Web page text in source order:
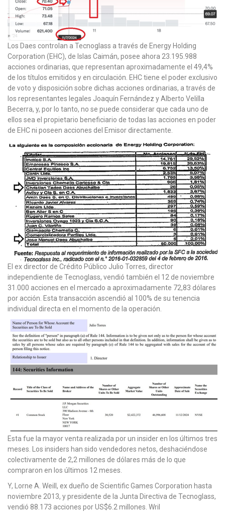
Los Daes controlan a Tecnoglass a través de Energy Holding
Corporation (EHC), de Islas Caimán, posee ahora 23.195.988
acciones ordinarias, que representan aproximadamente el 49,4%
de los títulos emitidos y en circulación. EHC tiene el poder exclusivo
de voto y disposición sobre dichas acciones ordinarias, a través de
los representantes legales Joaquín Fernández y Alberto Velilla
Becerra, y, por lo tanto, no se puede considerar que cada uno de
ellos sea el propietario beneficiario de todas las acciones en poder
de EHC ni poseen acciones del Emisor directamente.
El ex director de Crédito Público Julio Torres, director
independiente de Tecnoglass, vendió también el 12 de noviembre
31.000 acciones en el mercado a aproximadamente 72,83 dólares
por acción. Esta transacción ascendió al 100% de su tenencia
individual directa en el momento de la operación.
Esta fue la mayor venta realizada por un insider en los últimos tres
meses. Los insiders han sido vendedores netos, deshaciéndose
colectivamente de 2,2 millones de dólares más de lo que
compraron en los últimos 12 meses.
Y, Lorne A. Weill, ex dueño de Scientific Games Corporation hasta
noviembre 2013, y presidente de la Junta Directiva de Tecnoglass,
vendió 88.173 acciones por US$6.2 millones. Wril